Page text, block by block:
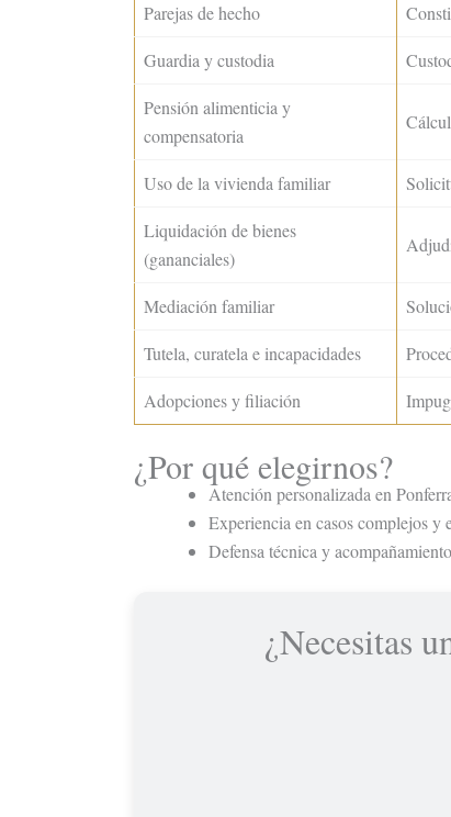
Parejas de hecho
Guardia y custodia
Pensión alimenticia y
compensatoria
Uso de la vivienda familiar
Liquidación de bienes
(gananciales)
Mediación familiar
Tutela, curatela e incapacidades
Adopciones y filiación
¿Por qué elegirnos?
Atención personalizada en
Experiencia en casos complejos y
Defensa técnica y
¿Necesitas